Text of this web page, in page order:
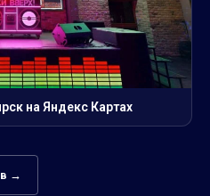
на Яндекс Картах
→